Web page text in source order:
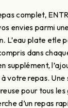
complet,
envies parmi
L’eau plate etle
dans
supplément,
votre repas. Une
pour tous les
d’un repas